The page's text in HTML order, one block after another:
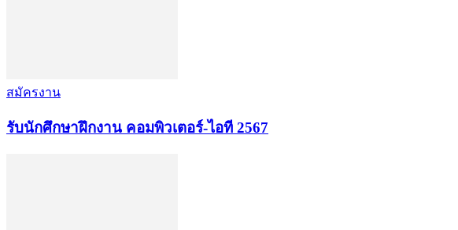
สมัครงาน
รับนักศึกษาฝึกงาน คอมพิวเตอร์-ไอที 2567